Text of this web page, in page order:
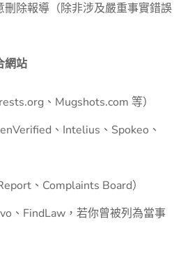
刪除報導（除非涉及嚴重事實錯誤
網站
、Mugshots.com 等）
、Intelius、Spokeo、
、Complaints Board）
、FindLaw，若你曾被列為當事